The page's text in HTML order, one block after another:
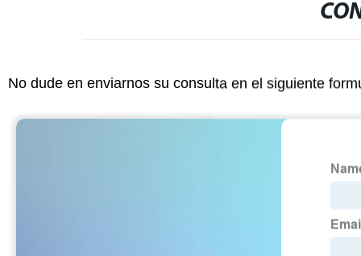
No dude en enviarnos su consulta en el siguiente